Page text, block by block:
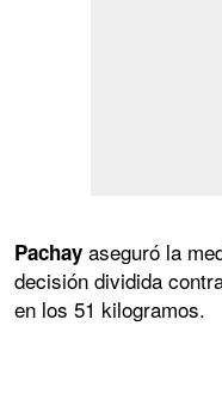
Pachay aseguró la
decisión dividida
en los 51 kilogramos.